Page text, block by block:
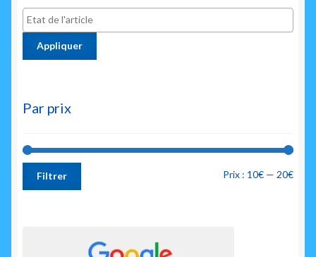
Appliquer
Par prix
Prix
Prix
Filtrer Prix : 10€ — 20€